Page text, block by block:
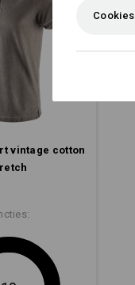
vintage cotton